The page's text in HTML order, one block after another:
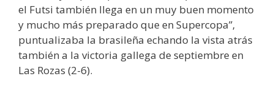
el Futsi también llega en un muy buen momento
y mucho más preparado que en Supercopa”,
puntualizaba la brasileña echando la vista atrás
también a la victoria gallega de septiembre en
Las Rozas (2-6).